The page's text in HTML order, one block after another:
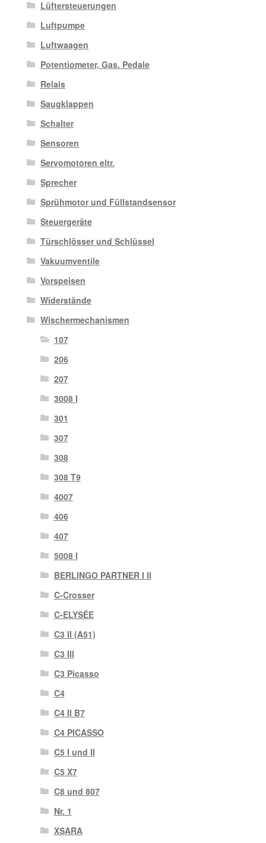
Lüftersteuerungen
Luftpumpe
Luftwaagen
Potentiometer, Gas. Pedale
Relais
Saugklappen
Schalter
Sensoren
Servomotoren eltr.
Sprecher
Sprühmotor und Füllstandsensor
Steuergeräte
Türschlösser und Schlüssel
Vakuumventile
Vorspeisen
Widerstände
Wischermechanismen
107
206
207
3008 I
301
307
308
308 T9
4007
406
407
5008 I
BERLINGO PARTNER I II
C-Crosser
C-ELYSÉE
C3 II (A51)
C3 III
C3 Picasso
C4
C4 II B7
C4 PICASSO
C5 I und II
C5 X7
C8 und 807
Nr. 1
XSARA